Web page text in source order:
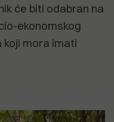
će biti odabran na
ekonomskog
mora imati